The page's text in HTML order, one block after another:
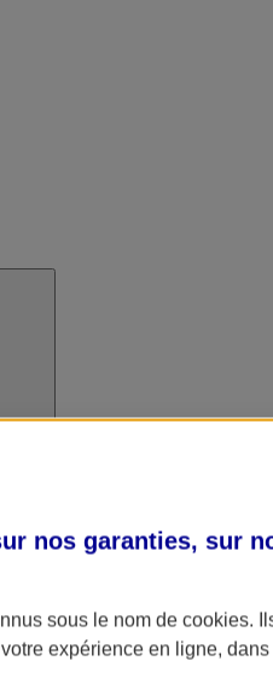
nos garanties, sur
sous le nom de cookies.
expérience en ligne,